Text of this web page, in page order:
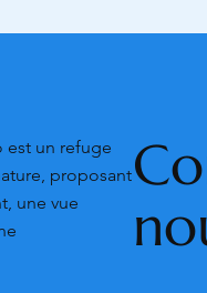
est un refuge
proposant
une vue